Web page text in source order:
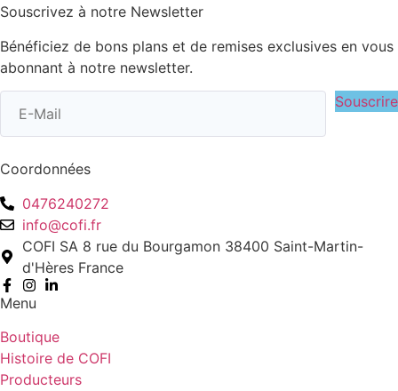
Souscrivez à notre Newsletter
Bénéficiez de bons plans et de remises exclusives en vous
abonnant à notre newsletter.
Souscrire
Coordonnées
0476240272
info@cofi.fr
COFI SA 8 rue du Bourgamon 38400 Saint-Martin-
d'Hères France
Menu
Boutique
Histoire de COFI
Producteurs